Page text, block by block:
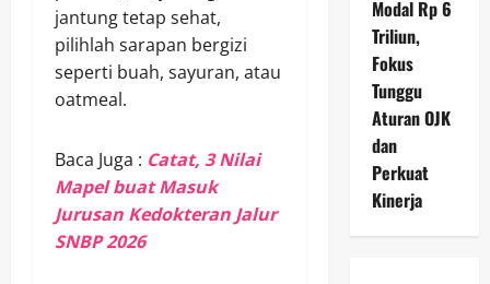
jantung tetap sehat,
pilihlah sarapan bergizi
seperti buah, sayuran, atau
oatmeal.
Baca Juga : Catat, 3 Nilai
Mapel buat Masuk
Jurusan Kedokteran Jalur
SNBP 2026
Modal Rp 6
Triliun,
Fokus
Tunggu
Aturan OJK
dan
Perkuat
Kinerja